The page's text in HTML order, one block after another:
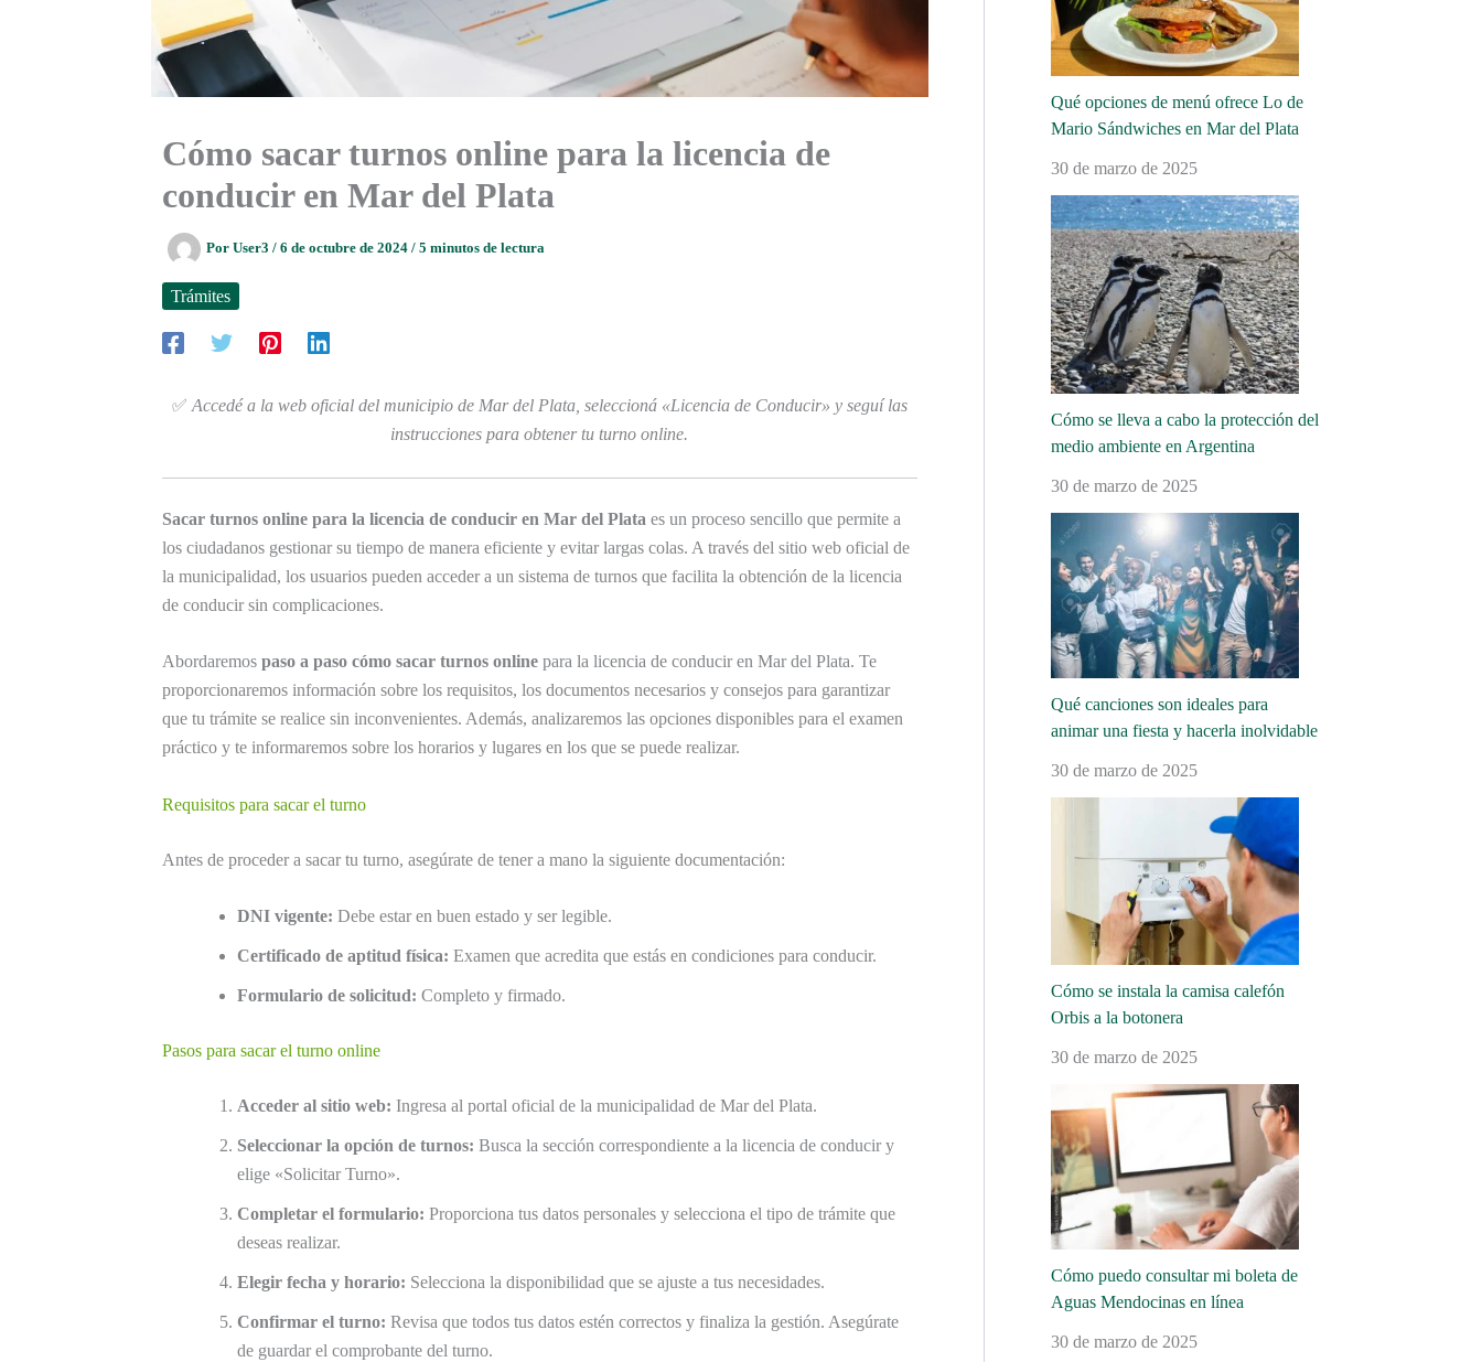
Cómo sacar turnos online para la licencia de
conducir en Mar del Plata
Por User3 / 6 de octubre de 2024 / 5 minutos de lectura
Trámites
✅ Accedé a la web oficial del municipio de Mar del Plata, seleccioná «Licencia de Conducir» y seguí las
instrucciones para obtener tu turno online.
Sacar turnos online para la licencia de conducir en Mar del Plata es un proceso sencillo que permite a
los ciudadanos gestionar su tiempo de manera eficiente y evitar largas colas. A través del sitio web oficial de
la municipalidad, los usuarios pueden acceder a un sistema de turnos que facilita la obtención de la licencia
de conducir sin complicaciones.
Abordaremos paso a paso cómo sacar turnos online para la licencia de conducir en Mar del Plata. Te
proporcionaremos información sobre los requisitos, los documentos necesarios y consejos para garantizar
que tu trámite se realice sin inconvenientes. Además, analizaremos las opciones disponibles para el examen
práctico y te informaremos sobre los horarios y lugares en los que se puede realizar.
Requisitos para sacar el turno
Antes de proceder a sacar tu turno, asegúrate de tener a mano la siguiente documentación:
DNI vigente: Debe estar en buen estado y ser legible.
Certificado de aptitud física: Examen que acredita que estás en condiciones para conducir.
Formulario de solicitud: Completo y firmado.
Pasos para sacar el turno online
Acceder al sitio web: Ingresa al portal oficial de la municipalidad de Mar del Plata.
Seleccionar la opción de turnos: Busca la sección correspondiente a la licencia de conducir y
elige «Solicitar Turno».
Completar el formulario: Proporciona tus datos personales y selecciona el tipo de trámite que
deseas realizar.
Elegir fecha y horario: Selecciona la disponibilidad que se ajuste a tus necesidades.
Confirmar el turno: Revisa que todos tus datos estén correctos y finaliza la gestión. Asegúrate
de guardar el comprobante del turno.
Qué opciones de menú ofrece Lo de
Mario Sándwiches en Mar del Plata
30 de marzo de 2025
Cómo se lleva a cabo la protección del
medio ambiente en Argentina
30 de marzo de 2025
Qué canciones son ideales para
animar una fiesta y hacerla inolvidable
30 de marzo de 2025
Cómo se instala la camisa calefón
Orbis a la botonera
30 de marzo de 2025
Cómo puedo consultar mi boleta de
Aguas Mendocinas en línea
30 de marzo de 2025